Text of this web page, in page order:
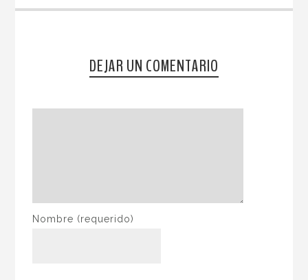
DEJAR UN COMENTARIO
Nombre (requerido)